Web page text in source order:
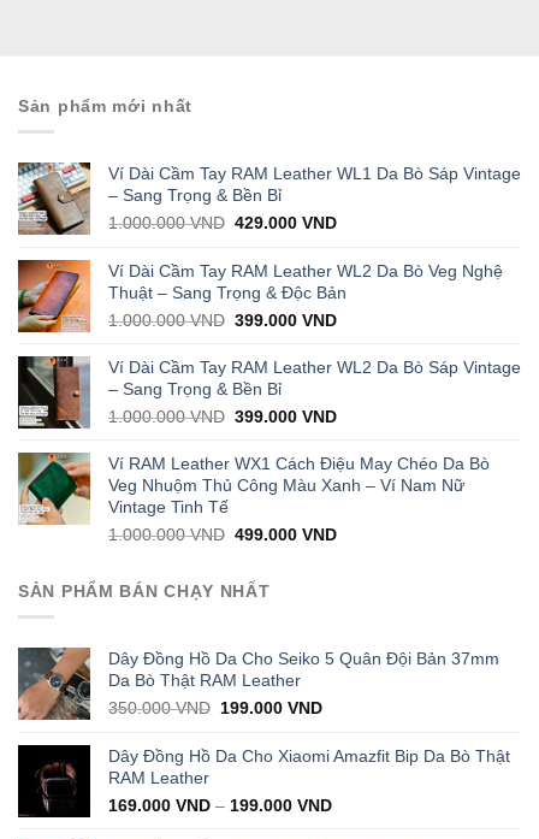
Sản phẩm mới nhất
Ví Dài Cầm Tay RAM Leather WL1 Da Bò Sáp Vintage
– Sang Trọng & Bền Bỉ
1.000.000VND Original
was:
1.000.000 VND.
429.000VNDCurrent
is:
429.000 VND.
Ví Dài Cầm Tay RAM Leather WL2 Da Bò Veg Nghệ
Thuật – Sang Trọng & Độc Bản
1.000.000VND Original
was:
1.000.000 VND.
399.000VNDCurrent
is:
Ví Dài Cầm Tay RAM Leather WL2 Da Bò Sáp Vintage
– Sang Trọng & Bền Bỉ
1.000.000VND Original
was:
1.000.000 VND.
399.000VNDCurrent
is:
399.000 VND.
Ví RAM Leather WX1 Cách Điệu May Chéo Da Bò
Veg Nhuộm Thủ Công Màu Xanh – Ví Nam Nữ
Vintage Tinh Tế
1.000.000VND Original
was:
1.000.000 VND.
499.000VNDCurrent
SẢN PHẨM BÁN CHẠY NHẤT
Dây Đồng Hồ Da Cho Seiko 5 Quân Đội Bản 37mm
Da Bò Thật RAM Leather
350.000VND Original
was:
199.000VNDCurrent
is:
199.000 VND.
Dây Đồng Hồ Da Cho Xiaomi Amazfit Bip Da Bò Thật
RAM Leather
169.000 VND – 199.000 VND